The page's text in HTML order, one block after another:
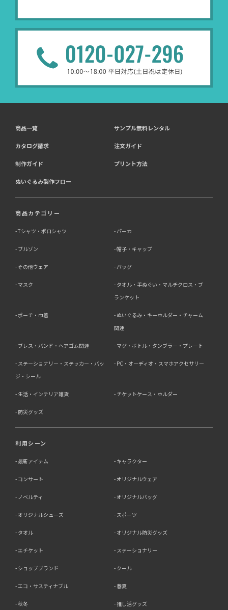
商品一覧 サンプル無料レンタル
カタログ請求 注文ガイド
制作ガイド プリント方法
ぬいぐるみ製作フロー
商品カテゴリー
Tシャツ・ポロシャツ パーカ
ブルゾン 帽子・キャップ
その他ウェア バッグ
マスク
タオル・手ぬぐい・マルチクロス・ブ
ランケット
ポーチ・巾着
ぬいぐるみ・キーホルダー・チャーム
関連
ブレス・バンド・ヘアゴム関連 マグ・ボトル・タンブラー・プレート
ステーショナリー・ステッカー・バッ
ジ・シール
PC・オーディオ・スマホアクセサリー
生活・インテリア雑貨 チケットケース・ホルダー
防災グッズ
利用シーン
最新アイテム キャラクター
コンサート オリジナルウェア
ノベルティ オリジナルバッグ
オリジナルシューズ スポーツ
タオル オリジナル防災グッズ
エチケット ステーショナリー
ショップブランド クール
エコ・サスティナブル 春夏
秋冬 推し活グッズ